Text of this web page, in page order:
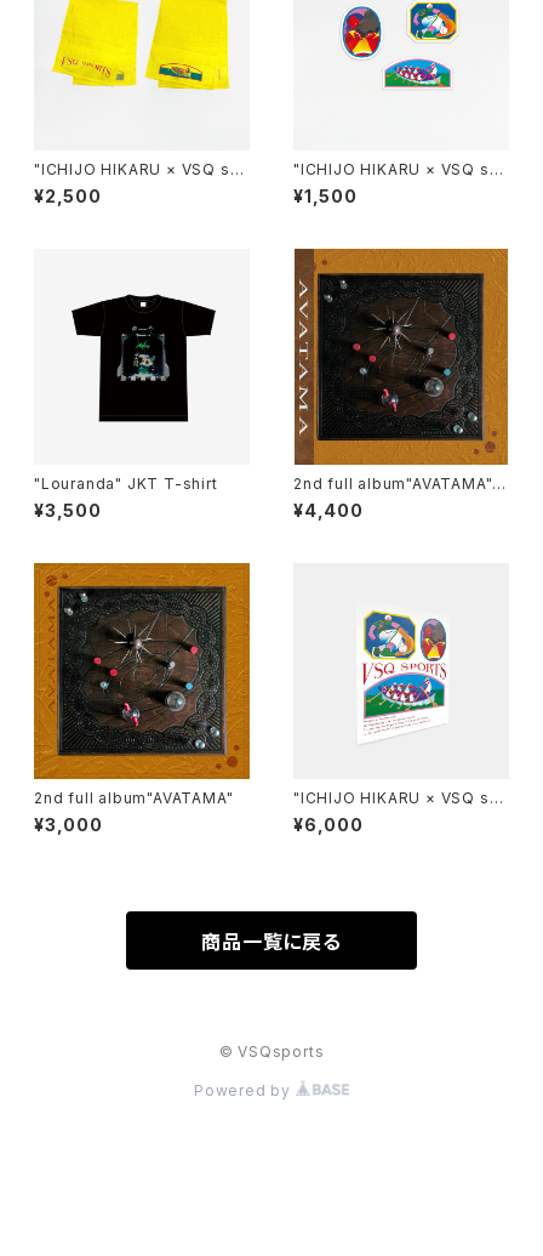
"ICHIJO HIKARU × VSQ sp
orts" Towel
¥2,500
"ICHIJO HIKARU × VSQ sp
orts" Sticker Set
¥1,500
"Louranda" JKT T-shirt
¥3,500
2nd full album"AVATAMA"
（LP）
¥4,400
2nd full album"AVATAMA"
¥3,000
"ICHIJO HIKARU × VSQ sp
orts" Art Poster
¥6,000
商品一覧に戻る
© VSQsports
Powered by